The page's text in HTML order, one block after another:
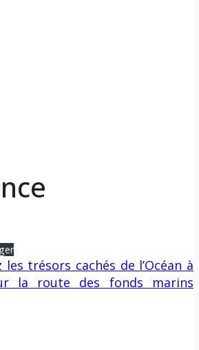
les trésors cachés de l’Océan à
la route des fonds marins